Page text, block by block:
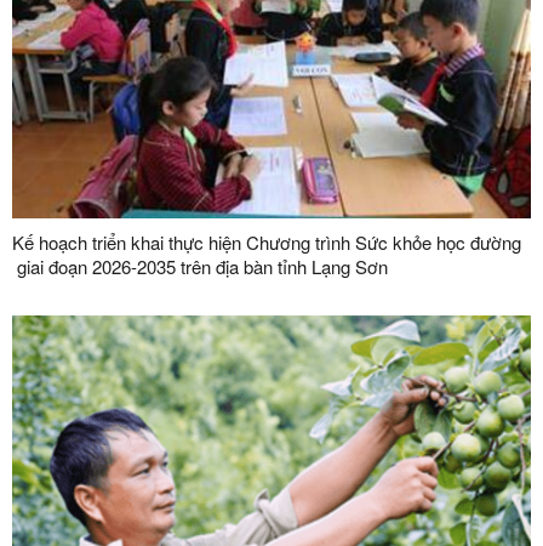
Kế hoạch triển khai thực hiện Chương trình Sức khỏe học đường
giai đoạn 2026-2035 trên địa bàn tỉnh Lạng Sơn